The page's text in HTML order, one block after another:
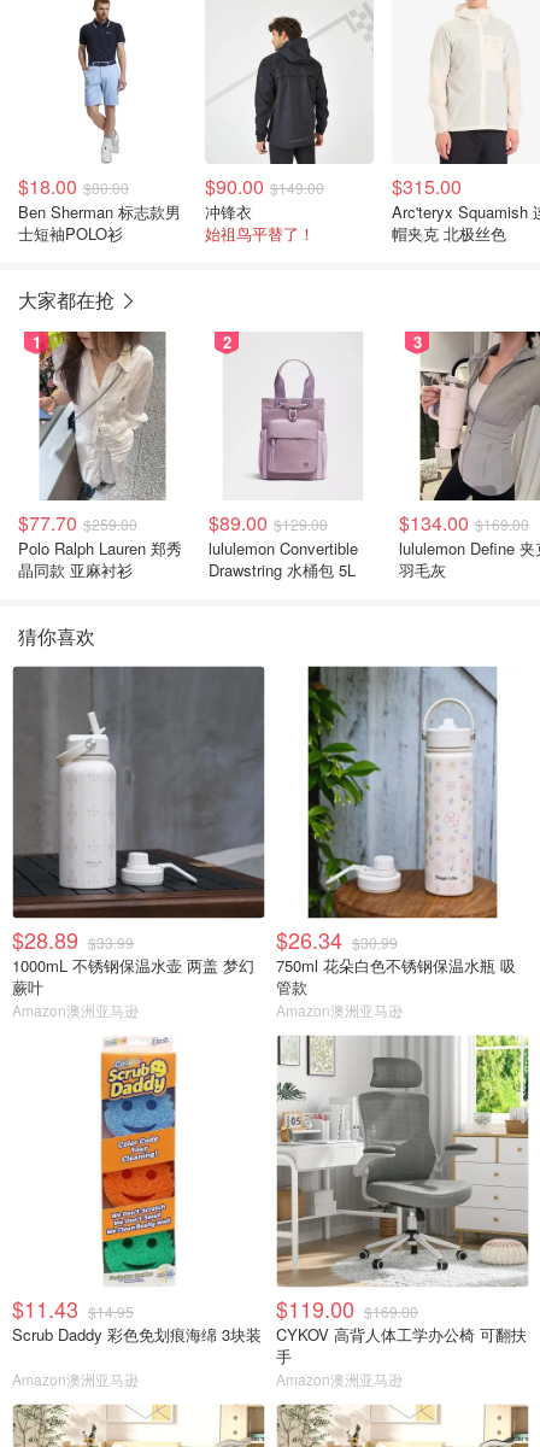
$18.00 $80.00
Ben Sherman 标志款男
士短袖POLO衫
$90.00 $149.00
冲锋衣
始祖鸟平替了！
$315.00
Arc'teryx Squamish
帽夹克 北极丝色
大家都在抢
1
$77.70 $259.00
Polo Ralph Lauren 郑秀
晶同款 亚麻衬衫
2
$89.00 $129.00
lululemon Convertible
Drawstring 水桶包 5L
3
$134.00 $169.00
lululemon Define 夹
羽毛灰
猜你喜欢
$28.89 $33.99
1000mL 不锈钢保温水壶 两盖 梦幻
蕨叶
Amazon澳洲亚马逊
$26.34 $30.99
750ml 花朵白色不锈钢保温水瓶 吸
管款
Amazon澳洲亚马逊
$11.43 $14.95
Scrub Daddy 彩色免划痕海绵 3块装
Amazon澳洲亚马逊
$119.00 $169.00
CYKOV 高背人体工学办公椅 可翻扶
手
Amazon澳洲亚马逊